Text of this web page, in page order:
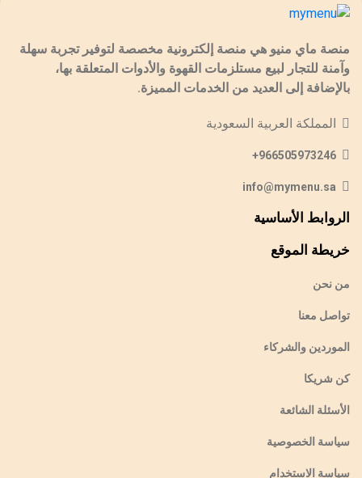
منصة ماي منيو هي منصة إلكترونية مخصصة لتوفير تجربة سهلة
وآمنة للتجار لبيع مستلزمات القهوة والأدوات المتعلقة بها،
بالإضافة إلى العديد من الخدمات المميزة.
المملكة العربية السعودية
966505973246+
info@mymenu.sa
الروابط الأساسية
خريطة الموقع
من نحن
تواصل معنا
الموردين والشركاء
كن شريكا
الأسئلة الشائعة
سياسة الخصوصية
سياسة الاستخدام